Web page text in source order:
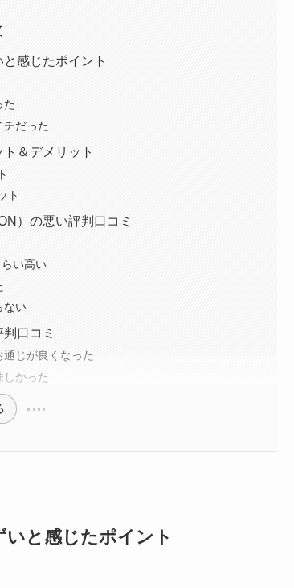
感じたポイント
た
だった
＆デメリット
ト
）の悪い評判口コミ
い高い
ない
口コミ
じが良くなった
かった
と感じたポイント